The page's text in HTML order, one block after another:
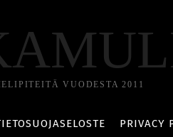
VUODESTA 2011
PRIVACY